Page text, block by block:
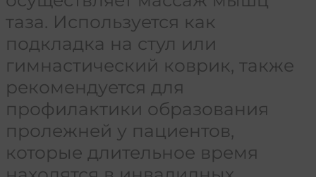
таза. Используется как
подкладка на стул или
гимнастический коврик, также
рекомендуется для
профилактики образования
пролежней у пациентов,
которые длительное время